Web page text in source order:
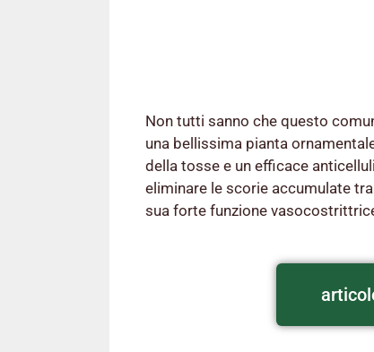
Non tutti sanno che questo
una bellissima pianta
della tosse e un efficace
eliminare le scorie accumulate
sua forte funzione